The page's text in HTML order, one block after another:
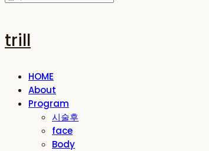
trill
HOME
About
Program
시술후
face
Body